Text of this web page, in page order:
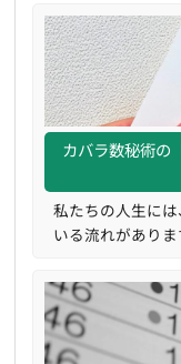
カバラ数秘術の
私たちの人生に
いる流れがあり